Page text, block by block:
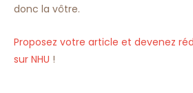
donc la vôtre.
Proposez votre article et devenez
sur NHU !